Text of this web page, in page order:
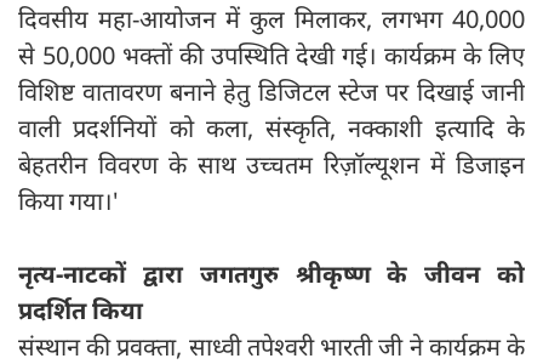
दिवसीय महा-आयोजन में कुल मिलाकर, लगभग 40,000
से 50,000 भक्तों की उपस्थिति देखी गई। कार्यक्रम के लिए
विशिष्ट वातावरण बनाने हेतु डिजिटल स्टेज पर दिखाई जानी
वाली प्रदर्शनियों को कला, संस्कृति, नक्काशी इत्यादि के
बेहतरीन विवरण के साथ उच्चतम रिज़ॉल्यूशन में डिजाइन
किया गया।'
नृत्य-नाटकों द्वारा जगतगुरु श्रीकृष्ण के जीवन को
प्रदर्शित किया
संस्थान की प्रवक्ता, साध्वी तपेश्वरी भारती जी ने कार्यक्रम के